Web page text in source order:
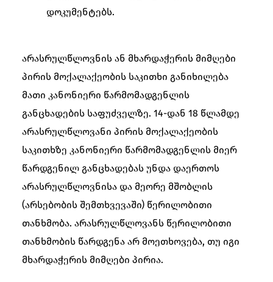
დოკუმენტებს.
არასრულწლოვნის ან მხარდაჭერის მიმღები
პირის მოქალაქეობის საკითხი განიხილება
მათი კანონიერი წარმომადგენლის
განცხადების საფუძველზე. 14-დან 18 წლამდე
არასრულწლოვანი პირის მოქალაქეობის
საკითხზე კანონიერი წარმომადგენლის მიერ
წარდგენილ განცხადებას უნდა დაერთოს
არასრულწლოვნისა და მეორე მშობლის
(არსებობის შემთხვევაში) წერილობითი
თანხმობა. არასრულწლოვანს წერილობითი
თანხმობის წარდგენა არ მოეთხოვება, თუ იგი
მხარდაჭერის მიმღები პირია.